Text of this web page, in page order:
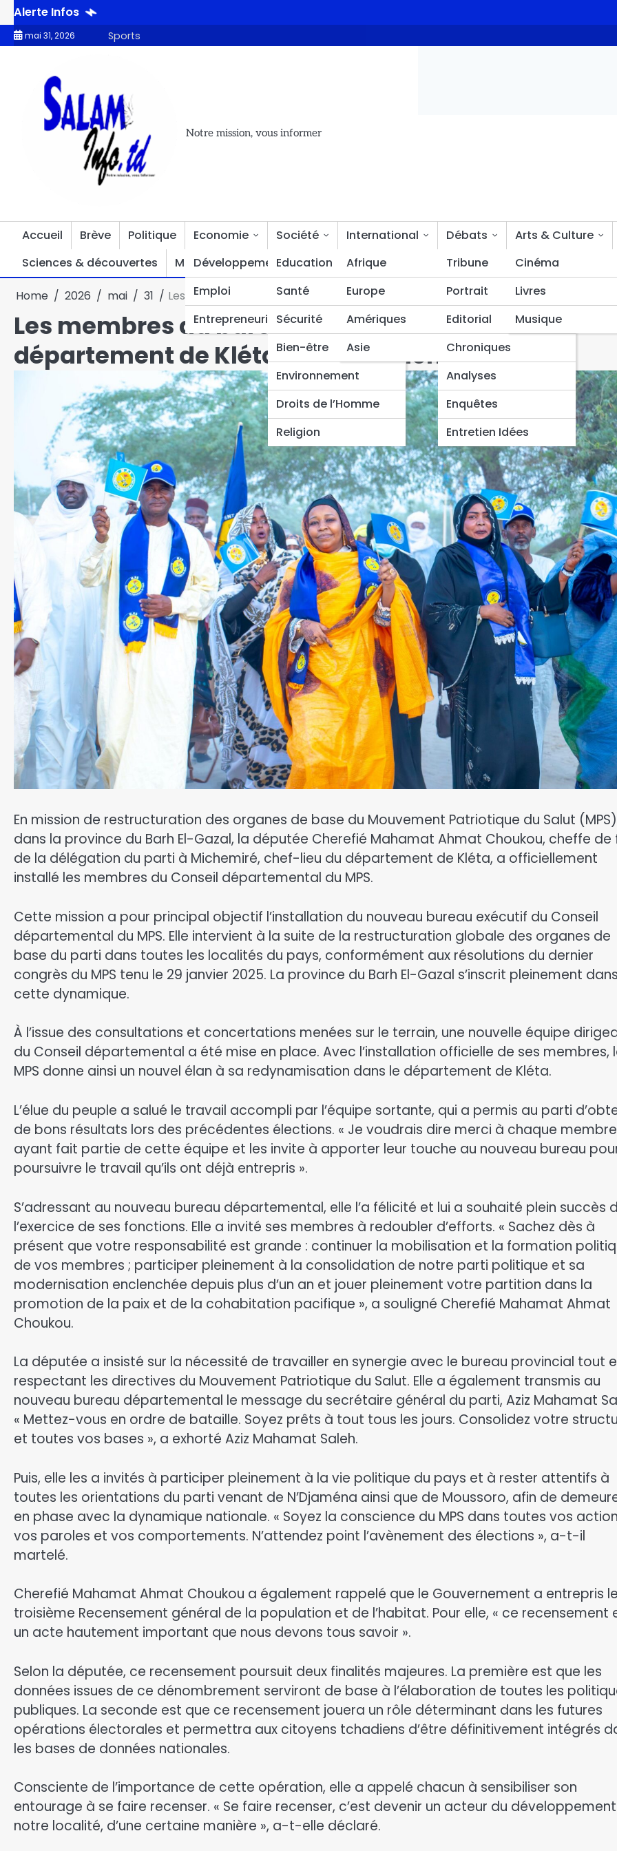
Alerte Infos
de Paris-Congo et de Moursal se forment à la transformation du manioc en attiéké
mai 31, 2026 Sports
Notre mission, vous informer
Accueil Brève Politique
Economie
Développement
Emploi
Entrepreneuriat
Société
Education
Santé
Sécurité
Bien-être
Environnement
Droits de l’Homme
Religion
International
Afrique
Europe
Amériques
Asie
Débats
Tribune
Portrait
Editorial
Chroniques
Analyses
Enquêtes
Entretien Idées
Arts & Culture
Cinéma
Livres
Musique
Sciences & découvertes
Multimédia Divers Bien-être
Home 2026 mai 31 Les membres du bureau du MPS pour le département de Kléta officiellement
Les membres du bureau du MPS pour le
département de Kléta officiellement installés
En mission de restructuration des organes de base du Mouvement Patriotique du Salut (MPS)
dans la province du Barh El-Gazal, la députée Cherefié Mahamat Ahmat Choukou, cheffe de
de la délégation du parti à Michemiré, chef-lieu du département de Kléta, a officiellement
installé les membres du Conseil départemental du MPS.
Cette mission a pour principal objectif l’installation du nouveau bureau exécutif du Conseil
départemental du MPS. Elle intervient à la suite de la restructuration globale des organes de
base du parti dans toutes les localités du pays, conformément aux résolutions du dernier
congrès du MPS tenu le 29 janvier 2025. La province du Barh El-Gazal s’inscrit pleinement dans
cette dynamique.
À l’issue des consultations et concertations menées sur le terrain, une nouvelle équipe
du Conseil départemental a été mise en place. Avec l’installation officielle de ses membres,
MPS donne ainsi un nouvel élan à sa redynamisation dans le département de Kléta.
L’élue du peuple a salué le travail accompli par l’équipe sortante, qui a permis au parti
de bons résultats lors des précédentes élections. « Je voudrais dire merci à chaque membre
ayant fait partie de cette équipe et les invite à apporter leur touche au nouveau bureau
poursuivre le travail qu’ils ont déjà entrepris ».
S’adressant au nouveau bureau départemental, elle l’a félicité et lui a souhaité plein succès
l’exercice de ses fonctions. Elle a invité ses membres à redoubler d’efforts. « Sachez dès à
présent que votre responsabilité est grande : continuer la mobilisation et la formation
de vos membres ; participer pleinement à la consolidation de notre parti politique et sa
modernisation enclenchée depuis plus d’un an et jouer pleinement votre partition dans la
promotion de la paix et de la cohabitation pacifique », a souligné Cherefié Mahamat Ahmat
Choukou.
La députée a insisté sur la nécessité de travailler en synergie avec le bureau provincial tout
respectant les directives du Mouvement Patriotique du Salut. Elle a également transmis au
nouveau bureau départemental le message du secrétaire général du parti, Aziz Mahamat
« Mettez-vous en ordre de bataille. Soyez prêts à tout tous les jours. Consolidez votre
et toutes vos bases », a exhorté Aziz Mahamat Saleh.
Puis, elle les a invités à participer pleinement à la vie politique du pays et à rester attentifs à
toutes les orientations du parti venant de N’Djaména ainsi que de Moussoro, afin de
en phase avec la dynamique nationale. « Soyez la conscience du MPS dans toutes vos
vos paroles et vos comportements. N’attendez point l’avènement des élections », a-t-il
martelé.
Cherefié Mahamat Ahmat Choukou a également rappelé que le Gouvernement a entrepris le
troisième Recensement général de la population et de l’habitat. Pour elle, « ce recensement
un acte hautement important que nous devons tous savoir ».
Selon la députée, ce recensement poursuit deux finalités majeures. La première est que les
données issues de ce dénombrement serviront de base à l’élaboration de toutes les
publiques. La seconde est que ce recensement jouera un rôle déterminant dans les futures
opérations électorales et permettra aux citoyens tchadiens d’être définitivement intégrés
les bases de données nationales.
Consciente de l’importance de cette opération, elle a appelé chacun à sensibiliser son
entourage à se faire recenser. « Se faire recenser, c’est devenir un acteur du
notre localité, d’une certaine manière », a-t-elle déclaré.